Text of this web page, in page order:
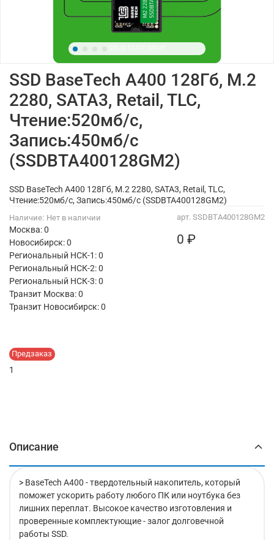
арт. SSDBTA400128GM2
Наличие: Нет в наличии
Предзаказ
SSD BaseTech A400 128Гб, M.2
2280, SATA3, Retail, TLC,
Чтение:520мб/с,
Запись:450мб/с
(SSDBTA400128GM2)
Москва: 0
Новосибирск: 0
Региональный НСК-1: 0
Региональный НСК-2: 0
Региональный НСК-3: 0
Транзит Москва:0
Транзит Новосибирск:0
0 ₽
1
SSD BaseTech A400 128Гб, M.2 2280, SATA3, Retail, TLC,
Чтение:520мб/с, Запись:450мб/с (SSDBTA400128GM2)
Описание
> BaseTech A400 - твердотельный накопитель, который
поможет ускорить работу любого ПК или ноутбука без
лишних переплат. Высокое качество изготовления и
проверенные комплектующие - залог долговечной
работы SSD.